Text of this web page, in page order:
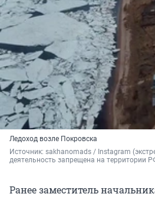
Ледоход возле Покровска
Источник: sakhanomads / Instagram
деятельность запрещена на территории
Ранее заместитель